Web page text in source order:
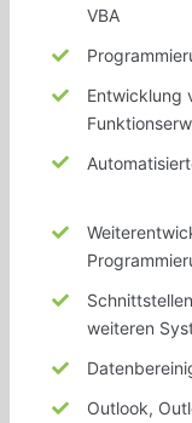
VBA
Entwicklung
weiteren
Outlook,